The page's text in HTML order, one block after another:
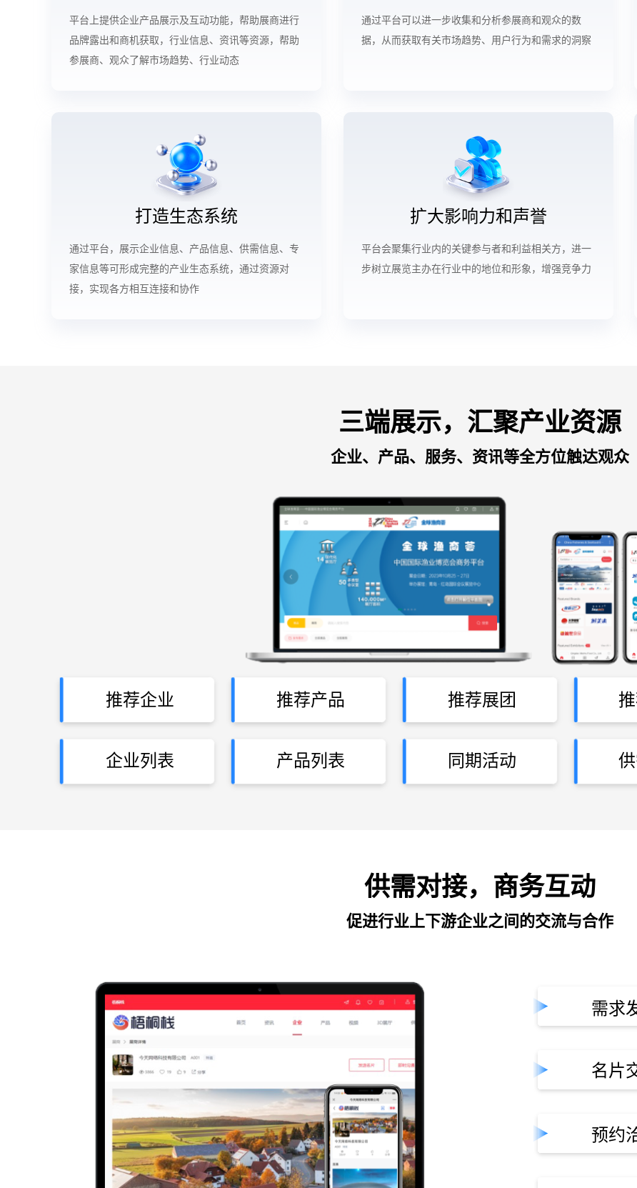
平台上提供企业产品展示及互动功能，帮助展商进行
品牌露出和商机获取，行业信息、资讯等资源，帮助
参展商、观众了解市场趋势、行业动态
通过平台可以进一步收集和分析参展商和观众的数
据，从而获取有关市场趋势、用户行为和需求的洞察
打造生态系统
通过平台，展示企业信息、产品信息、供需信息、专
家信息等可形成完整的产业生态系统，通过资源对
接，实现各方相互连接和协作
扩大影响力和声誉
平台会聚集行业内的关键参与者和利益相关方，进一
步树立展览主办在行业中的地位和形象，增强竞争力
三端展示，汇聚产业资源
企业、产品、服务、资讯等全方位触达观众
推荐企业 推荐产品 推荐展团
企业列表 产品列表 同期活动
供需对接，商务互动
促进行业上下游企业之间的交流与合作
需求
名片
预约